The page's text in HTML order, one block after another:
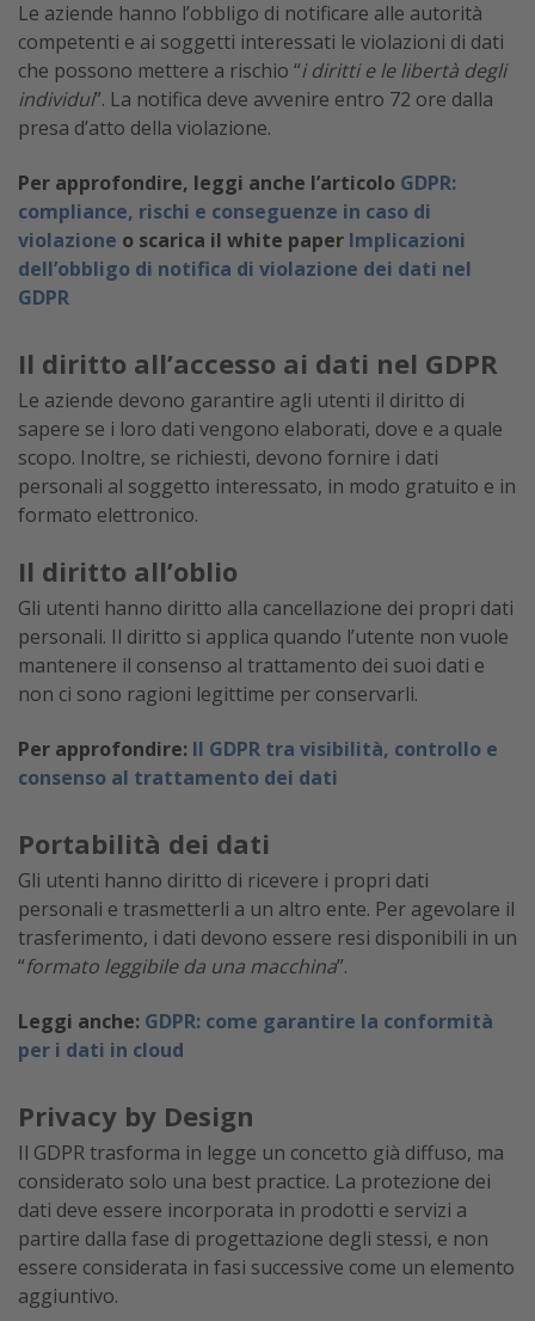
Le aziende hanno l’obbligo di notificare alle autorità
competenti e ai soggetti interessati le violazioni di dati
che possono mettere a rischio “i diritti e le libertà degli
individui”. La notifica deve avvenire entro 72 ore dalla
presa d’atto della violazione.
Per approfondire, leggi anche l’articolo GDPR:
compliance, rischi e conseguenze in caso di
violazione o scarica il white paper Implicazioni
dell’obbligo di notifica di violazione dei dati nel
GDPR
Il diritto all’accesso ai dati nel GDPR
Le aziende devono garantire agli utenti il diritto di
sapere se i loro dati vengono elaborati, dove e a quale
scopo. Inoltre, se richiesti, devono fornire i dati
personali al soggetto interessato, in modo gratuito e in
formato elettronico.
Il diritto all’oblio
Gli utenti hanno diritto alla cancellazione dei propri dati
personali. Il diritto si applica quando l’utente non vuole
mantenere il consenso al trattamento dei suoi dati e
non ci sono ragioni legittime per conservarli.
Per approfondire: Il GDPR tra visibilità, controllo e
consenso al trattamento dei dati
Portabilità dei dati
Gli utenti hanno diritto di ricevere i propri dati
personali e trasmetterli a un altro ente. Per agevolare il
trasferimento, i dati devono essere resi disponibili in un
“formato leggibile da una macchina”.
Leggi anche: GDPR: come garantire la conformità
per i dati in cloud
Privacy by Design
Il GDPR trasforma in legge un concetto già diffuso, ma
considerato solo una best practice. La protezione dei
dati deve essere incorporata in prodotti e servizi a
partire dalla fase di progettazione degli stessi, e non
essere considerata in fasi successive come un elemento
aggiuntivo.